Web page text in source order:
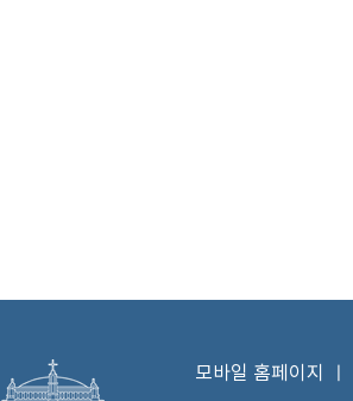
모바일 홈페이지